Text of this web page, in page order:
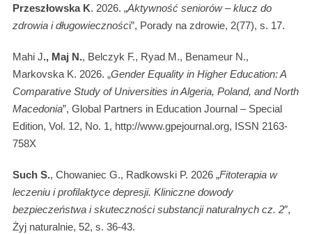
Przeszłowska K. 2026. „Aktywność seniorów – klucz do
zdrowia i długowieczności”, Porady na zdrowie, 2(77), s. 17.
Mahi J., Maj N., Belczyk F., Ryad M., Benameur N.,
Markovska K. 2026. „Gender Equality in Higher Education: A
Comparative Study of Universities in Algeria, Poland, and North
Macedonia”, Global Partners in Education Journal – Special
Edition, Vol. 12, No. 1, http://www.gpejournal.org, ISSN 2163-
758X
Such S., Chowaniec G., Radkowski P. 2026 „Fitoterapia w
leczeniu i profilaktyce depresji. Kliniczne dowody
bezpieczeństwa i skuteczności substancji naturalnych cz. 2″,
Żyj naturalnie, 52, s. 36-43.